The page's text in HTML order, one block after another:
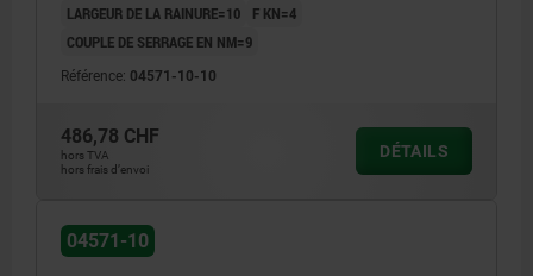
2) Élément de serrage
LARGEUR DE LA RAINURE=10
F KN=4
COUPLE DE SERRAGE EN NM=9
Référence: 04571-10-10
486,78 CHF
hors TVA
hors frais d’envoi
DÉTAILS
04571-10